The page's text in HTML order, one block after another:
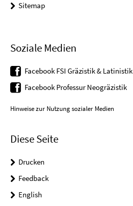
Sitemap
Soziale Medien
Facebook FSI Gräzistik & Latinistik
Facebook Professur Neogräzistik
Hinweise zur Nutzung sozialer Medien
Diese Seite
Drucken
Feedback
English